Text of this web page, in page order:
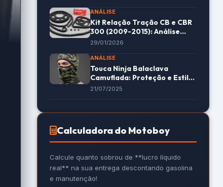
ANÁLISE
Kit Relação Tração CB e CBR
300 (2009-2015): Análise
Completa e Preço Imperdível
29/01/2026
ANÁLISE
Touca Ninja Balaclava
Camuflada: Proteção e Estilo
em 2024
21/07/2025
Calculadora do Motoboy
Calcule quanto sobrou de **lucro líquido
real** na sua entrega descontando gasolina
e manutenção!